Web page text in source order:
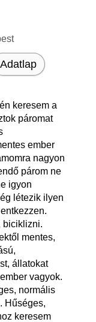
Adatlap
keresem a
páromat
ember
nagyon
párom ne
igyon
létezik ilyen
biciklizni.
mentes,
állatokat
vagyok.
normális
Hűséges,
keresem